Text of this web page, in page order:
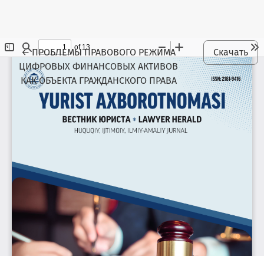
←Maqola tafsilotlariga qaytish
ПРОБЛЕМЫ ПРАВОВОГО РЕЖИМА
ЦИФРОВЫХ ФИНАНСОВЫХ АКТИВОВ
КАК ОБЪЕКТА ГРАЖДАНСКОГО ПРАВА
Скачать